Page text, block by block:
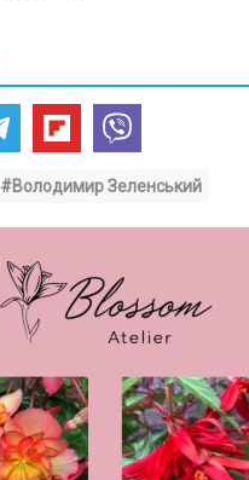
#Володимир Зеленський